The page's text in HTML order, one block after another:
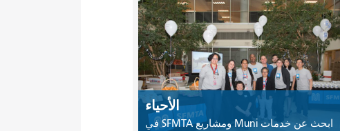
الأحياء
ابحث عن خدمات Muni ومشاريع SFMTA في